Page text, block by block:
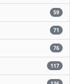
59
71
76
117